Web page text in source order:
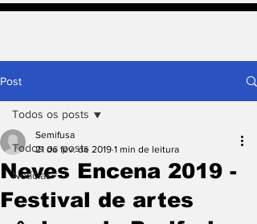
Post
Todos os posts
Notícias
Todos os posts
Neves Encena 2019 -
Festival de artes
Semifusa
21 de fev. de 2019 1 min de leitura